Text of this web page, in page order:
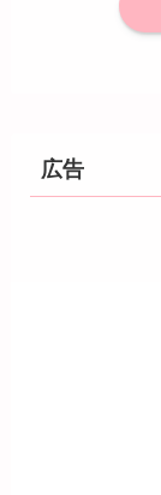
広告